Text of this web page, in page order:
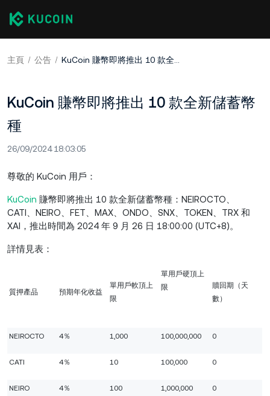
主頁 公告 KuCoin 賺幣即將推出 10 款全新儲蓄幣種
KuCoin 賺幣即將推出 10 款全新儲蓄幣
種
26/09/2024 18:03:05
尊敬的 KuCoin 用戶：
KuCoin 賺幣即將推出 10 款全新儲蓄幣種：NEIROCTO、
CATI、NEIRO、FET、MAX、ONDO、SNX、TOKEN、TRX 和
XAI，推出時間為 2024 年 9 月 26 日 18:00:00 (UTC+8)。
詳情見表：
質押產品 預期年化收益
單用戶軟頂上
限
單用戶硬頂上
限
贖回期（天
數）
NEIROCTO 4％ 1,000 100,000,000 0
CATI 4％ 10 100,000 0
NEIRO 4％ 100 1,000,000 0